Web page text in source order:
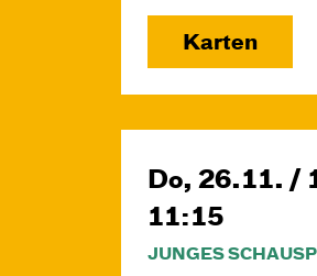
Karten
Do, 26.11. /
11:15
JUNGES